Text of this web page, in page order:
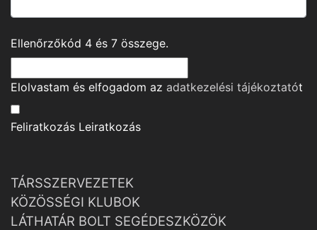
Ellenőrzőkód 4 és 7 összege.
Elolvastam és elfogadom az adatkezelési tájékoztatót
Feliratkozás Leiratkozás
TÁRSSZERVEZETEK
KÖZÖSSÉGI KLUBOK
LÁTHATÁR BOLT SEGÉDESZKÖZÖK